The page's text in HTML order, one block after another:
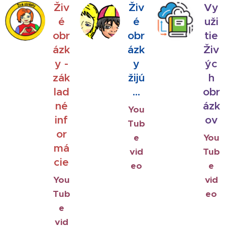
Živ
é
obr
ázk
y -
zák
lad
né
inf
or
má
cie
You
Tub
e
vid
Živ
é
obr
ázk
y
žijú
...
You
Tub
e
vid
eo
Vy
uži
tie
Živ
ýc
h
obr
ázk
ov
You
Tub
e
vid
eo